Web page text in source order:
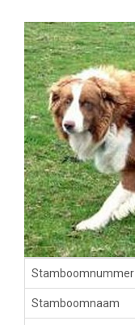
Stamboomnummer
Stamboomnaam